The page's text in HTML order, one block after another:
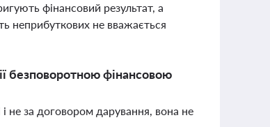
фінансовий результат, а
неприбуткових не вважається
безповоротною фінансовою
і не за договором дарування, вона не